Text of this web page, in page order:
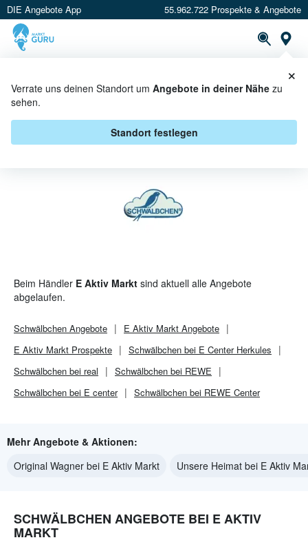
DIE Angebote App 55.962.722 Prospekte & Angebote
Verrate uns deinen Standort um Angebote in deiner Nähe zu
sehen.
Standort festlegen
×
SCHWÄLBCHEN BEI E AKTIV
MARKT - ANGEBOTE & AKTIONEN
Beim Händler E Aktiv Markt sind aktuell alle Angebote
abgelaufen.
Schwälbchen Angebote E Aktiv Markt Angebote
E Aktiv Markt Prospekte
Schwälbchen bei E Center Herkules
Schwälbchen bei real
Schwälbchen bei REWE
Schwälbchen bei E center
Schwälbchen bei REWE Center
Mehr Angebote & Aktionen:
Original Wagner bei E Aktiv Markt
Unsere Heimat bei E Aktiv
SCHWÄLBCHEN ANGEBOTE BEI E AKTIV
MARKT